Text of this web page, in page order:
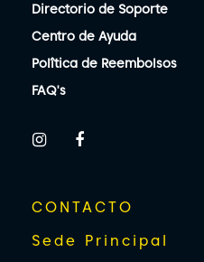
Directorio de Soporte
Centro de Ayuda
Polîtica de Reembolsos
FAQ's
CONTACTO
Sede Principal